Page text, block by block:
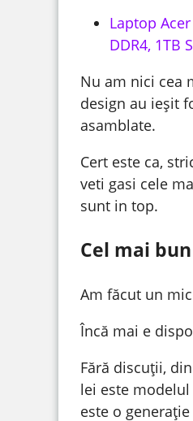
Laptop
DDR4, 1TB
Nu am nici cea
design au ieșit
asamblate.
Cert este ca,
veti gasi cele
sunt in top.
Cel mai
Am făcut un
Încă mai e
Fără discuții,
lei este modelul
este o